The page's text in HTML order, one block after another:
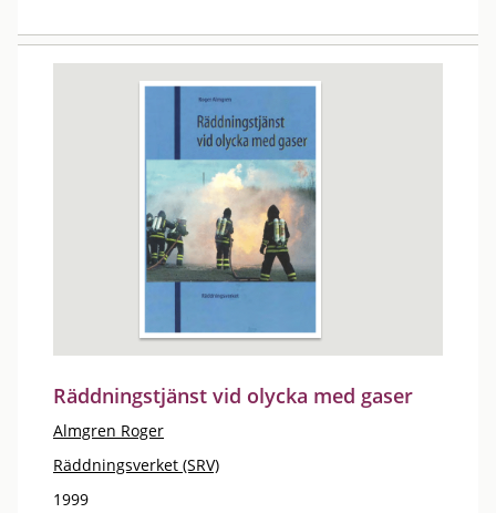
Räddningstjänst vid olycka med gaser
Almgren Roger
Räddningsverket (SRV)
1999